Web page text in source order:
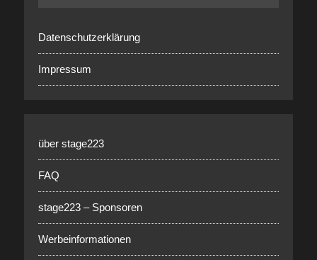
Datenschutzerklärung
Impressum
über stage223
FAQ
stage223 – Sponsoren
Werbeinformationen